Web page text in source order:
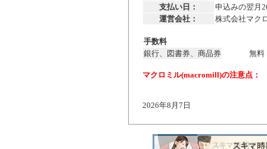
支払い日：
申込みの翌月
運営会社：
株式会社マク
手数料
銀行、図書券、商品券
無料
マクロミル(macromill)の注意点：
2026年8月7日